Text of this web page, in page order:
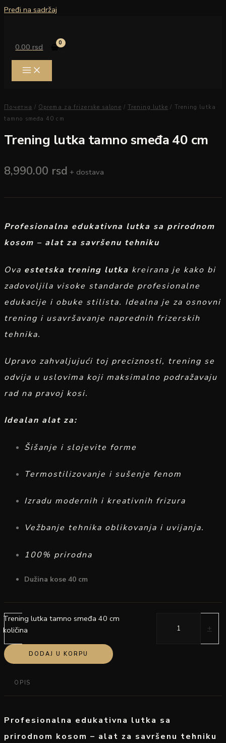
Pređi na sadržaj
0.00rsd
Почетна / Oprema za frizerske salone / Trening lutke / Trening lutka
tamno smeđa 40 cm
Trening lutka tamno smeđa 40 cm
8,990.00 rsd + dostava
Profesionalna edukativna lutka sa prirodnom
kosom – alat za savršenu tehniku
Ova estetska trening lutka kreirana je kako bi
zadovoljila visoke standarde profesionalne
edukacije i obuke stilista. Idealna je za osnovni
trening i usavršavanje naprednih frizerskih
tehnika.
Upravo zahvaljujući toj preciznosti, trening se
odvija u uslovima koji maksimalno podražavaju
rad na pravoj kosi.
Idealan alat za:
Šišanje i slojevite forme
Termostilizovanje i sušenje fenom
Izradu modernih i kreativnih frizura
Vežbanje tehnika oblikovanja i uvijanja.
100% prirodna
Dužina kose 40 cm
-
Trening lutka tamno smeđa 40 cm
količina
+
DODAJ U KORPU
OPIS
Profesionalna edukativna lutka sa
prirodnom kosom – alat za savršenu tehniku